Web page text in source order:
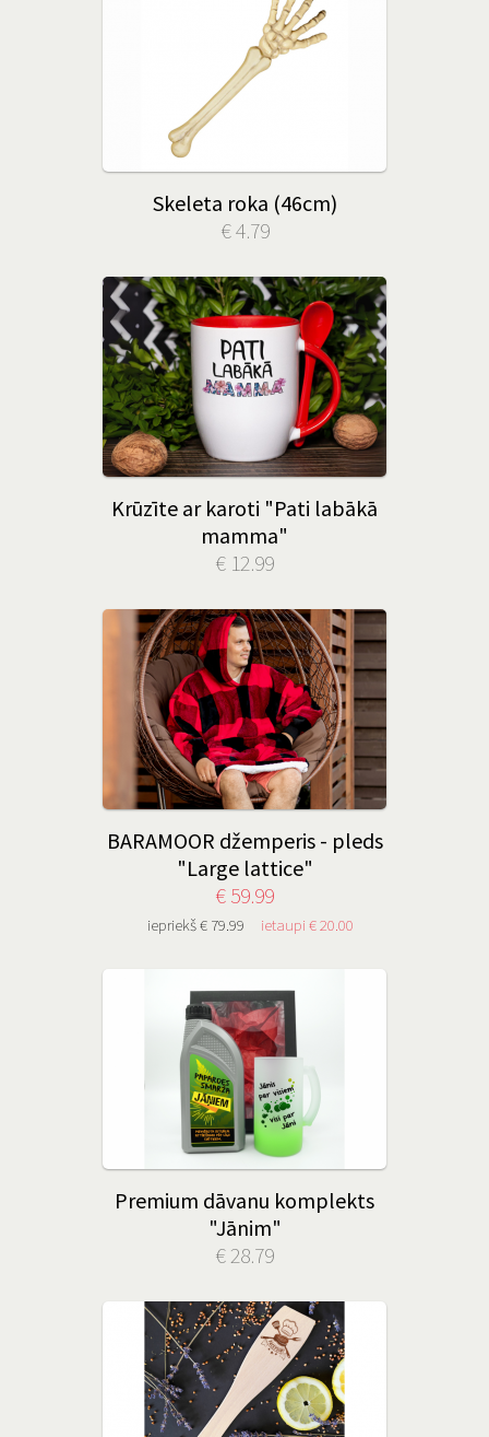
Skeleta roka (46cm)
€ 4.79
Krūzīte ar karoti "Pati labākā
mamma"
€ 12.99
BARAMOOR džemperis - pleds
"Large lattice"
€ 59.99
iepriekš € 79.99 ietaupi € 20.00
Premium dāvanu komplekts
"Jānim"
€ 28.79